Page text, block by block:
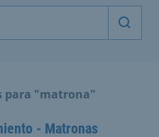
para "matrona"
- Matronas